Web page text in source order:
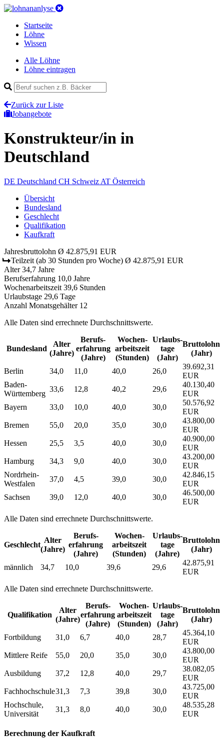
Startseite
Löhne
Wissen
Alle Löhne
Löhne eintragen
Zurück zur Liste
Jobangebote
Konstrukteur/in in
Deutschland
DE Deutschland CH Schweiz AT Österreich
Übersicht
Bundesland
Geschlecht
Qualifikation
Kaufkraft
Jahresbruttolohn Ø 42.875,91 EUR
Teilzeit (ab 30 Stunden pro Woche) Ø 42.875,91 EUR
Alter 34,7 Jahre
Berufserfahrung 10,0 Jahre
Wochenarbeitszeit 39,6 Stunden
Urlaubstage 29,6 Tage
Anzahl Monatsgehälter 12
Alle Daten sind errechnete Durchschnittswerte.
Bundesland
Alter
(Jahre)
Berufs­
erfahrung
(Jahre)
Wochen­
arbeitszeit
(Stunden)
Urlaubs­
tage
(Jahr)
Bruttolohn
(Jahr)
Berlin 34,0 11,0 40,0 26,0
39.692,31
EUR
Baden-
Württemberg
33,6 12,8 40,2 29,6
40.130,40
EUR
Bayern
33,0 10,0 40,0 30,0
50.576,92
EUR
Bremen
55,0 20,0 35,0 30,0
43.800,00
EUR
Hessen
25,5 3,5 40,0 30,0
40.900,00
EUR
Hamburg
34,3 9,0 40,0 30,0
43.200,00
EUR
Nordrhein-
Westfalen
37,0 4,5 39,0 30,0
42.846,15
EUR
Sachsen
39,0 12,0 40,0 30,0
46.500,00
EUR
Alle Daten sind errechnete Durchschnittswerte.
Geschlecht
Alter
(Jahre)
Berufs­
erfahrung
(Jahre)
Wochen­
arbeitszeit
(Stunden)
Urlaubs­
tage
(Jahre)
Bruttolohn
(Jahr)
männlich 34,7 10,0 39,6 29,6
42.875,91
EUR
Alle Daten sind errechnete Durchschnittswerte.
Qualifikation
Alter
(Jahre)
Berufs­
erfahrung
(Jahre)
Wochen­
arbeitszeit
(Stunden)
Urlaubs­
tage
(Jahr)
Bruttolohn
(Jahr)
Fortbildung 31,0 6,7 40,0 28,7
45.364,10
EUR
Mittlere Reife
55,0 20,0 35,0 30,0
43.800,00
EUR
Ausbildung
37,2 12,8 40,0 29,7
38.082,05
EUR
Fachhochschule31,3 7,3 39,8 30,0
43.725,00
EUR
Hochschule,
Universität
31,3 8,0 40,0 30,0
48.535,28
EUR
Berechnung der Kaufkraft